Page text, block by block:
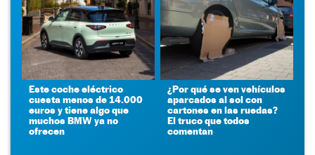
Este coche eléctrico
cuesta menos de 14.000
euros y tiene algo que
muchos BMW ya no
ofrecen
¿Por qué se ven vehículos
aparcados al sol con
cartones en las ruedas?
El truco que todos
comentan